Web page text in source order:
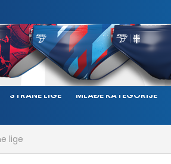
STRANE LIGE MLAĐE KATEGORIJE
lige